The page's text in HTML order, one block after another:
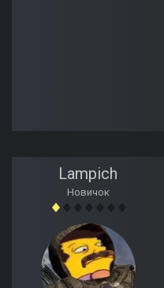
Lampich
Новичок